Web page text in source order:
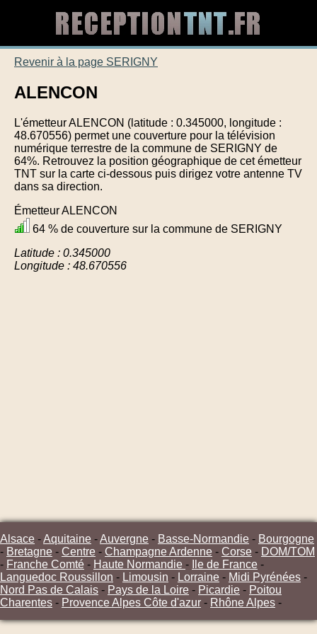
Revenir à la page SERIGNY
ALENCON
L'émetteur ALENCON (latitude : 0.345000, longitude :
48.670556) permet une couverture pour la télévision
numérique terrestre de la commune de SERIGNY de
64%. Retrouvez la position géographique de cet émetteur
TNT sur la carte ci-dessous puis dirigez votre antenne TV
dans sa direction.
Émetteur ALENCON
64 % de couverture sur la commune de SERIGNY
Latitude : 0.345000
Longitude : 48.670556
Alsace -Aquitaine -Auvergne - Basse-Normandie - Bourgogne
- Bretagne - Centre - Champagne Ardenne - Corse - DOM/TOM
- Franche Comté - Haute Normandie - Ile de France -
Languedoc Roussillon - Limousin - Lorraine - Midi Pyrénées -
Nord Pas de Calais - Pays de la Loire - Picardie - Poitou
Charentes - Provence Alpes Côte d'azur - Rhône Alpes -